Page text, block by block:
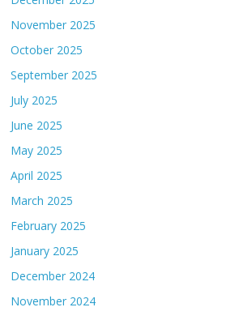
November 2025
October 2025
September 2025
July 2025
June 2025
May 2025
April 2025
March 2025
February 2025
January 2025
December 2024
November 2024